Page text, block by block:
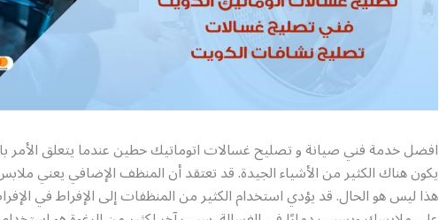
افضل خدمة فني صيانة و تصليح غسالات اتوماتيك حطين عندما يتعلق الأمر
يكون هناك الكثير من الأشياء الجيدة. قد تعتقد أن المنظف الإضافي يعني
هذا ليس هو الحال. قد يؤدي استخدام الكثير من المنظفات إلى الإفراط في